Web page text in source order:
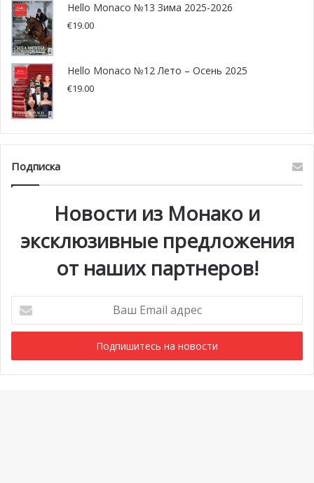
Hello Monaco №13 Зима 2025-2026
€19.00
Hello Monaco №12 Лето – Осень 2025
€19.00
Подписка
Новости из Монако и
эксклюзивные предложения
от наших партнеров!
Email
адрес